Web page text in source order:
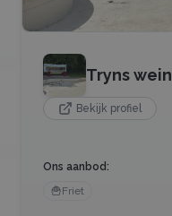
Tryns wein
Bekijk profiel
Ons aanbod:
🍟Friet